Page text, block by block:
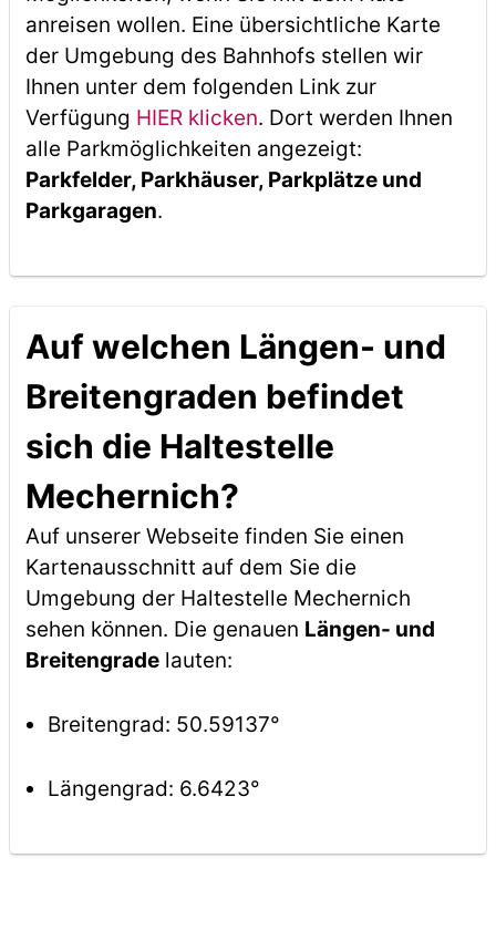
anreisen wollen. Eine übersichtliche Karte
der Umgebung des Bahnhofs stellen wir
Ihnen unter dem folgenden Link zur
Verfügung HIER klicken. Dort werden Ihnen
alle Parkmöglichkeiten angezeigt:
Parkfelder, Parkhäuser, Parkplätze und
Parkgaragen.
Auf welchen Längen- und
Breitengraden befindet
sich die Haltestelle
Mechernich?
Auf unserer Webseite finden Sie einen
Kartenausschnitt auf dem Sie die
Umgebung der Haltestelle Mechernich
sehen können. Die genauen Längen- und
Breitengradelauten:
Breitengrad: 50.59137°
Längengrad: 6.6423°